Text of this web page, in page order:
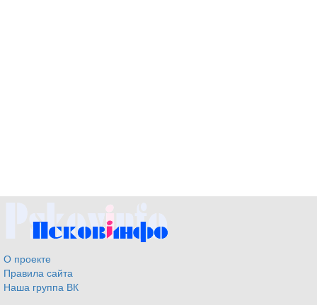
О проекте
Правила сайта
Наша группа ВК